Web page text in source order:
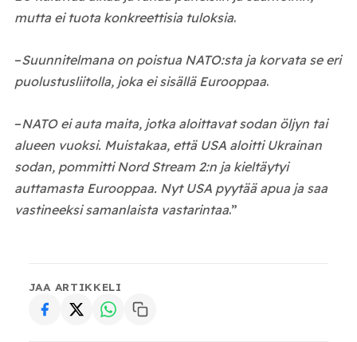
mutta ei tuota konkreettisia tuloksia.
–Suunnitelmana on poistua NATO:sta ja korvata se eri
puolustusliitolla, joka ei sisällä Eurooppaa.
–NATO ei auta maita, jotka aloittavat sodan öljyn tai
alueen vuoksi. Muistakaa, että USA aloitti Ukrainan
sodan, pommitti Nord Stream 2:n ja kieltäytyi
auttamasta Eurooppaa. Nyt USA pyytää apua ja saa
vastineeksi samanlaista vastarintaa.”
JAA ARTIKKELI